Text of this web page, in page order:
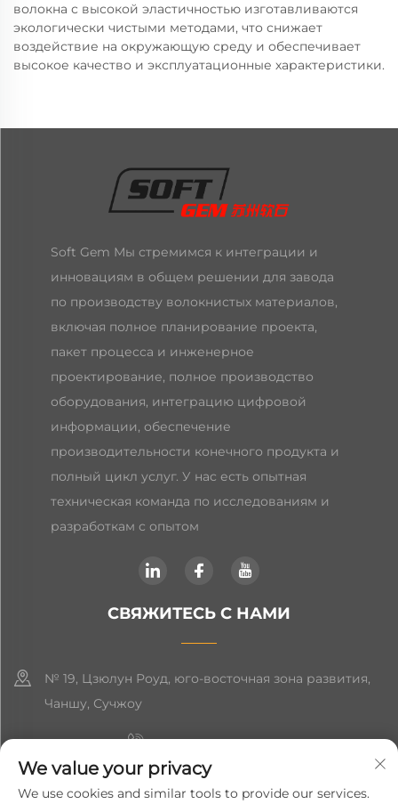
волокна с высокой эластичностью изготавливаются
экологически чистыми методами, что снижает
воздействие на окружающую среду и обеспечивает
высокое качество и эксплуатационные характеристики.
Soft Gem Мы стремимся к интеграции и
инновациям в общем решении для завода
по производству волокнистых материалов,
включая полное планирование проекта,
пакет процесса и инженерное
проектирование, полное производство
оборудования, интеграцию цифровой
информации, обеспечение
производительности конечного продукта и
полный цикл услуг. У нас есть опытная
техническая команда по исследованиям и
разработкам с опытом
СВЯЖИТЕСЬ С НАМИ
№ 19, Цзюлун Роуд, юго-восточная зона развития,
Чаншу, Сучжоу
+86-19906239903
[email protected]
We value your privacy
We use cookies and similar tools to provide our services.